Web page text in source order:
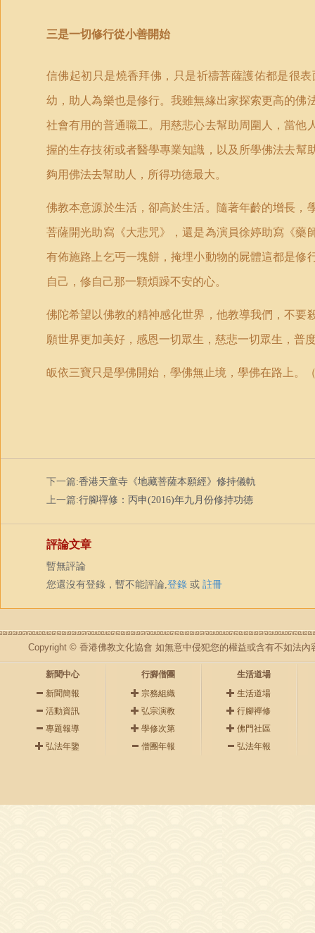
三是一切修行從小善開始
信佛起初只是燒香拜佛，只是祈禱菩薩護佑都是很
幼，助人為樂也是修行。我雖無緣出家探索更高的
社會有用的普通職工。用慈悲心去幫助周圍人，當
握的生存技術或者醫學專業知識，以及所學佛法去幫
夠用佛法去幫助人，所得功德最大。
佛教本意源於生活，卻高於生活。隨著年齡的增長
菩薩開光助寫《大悲咒》，還是為演員徐婷助寫《
有佈施路上乞丐一塊餅，掩埋小動物的屍體這都是
自己，修自己那一顆煩躁不安的心。
佛陀希望以佛教的精神感化世界，他教導我們，不
願世界更加美好，感恩一切眾生，慈悲一切眾生，普
皈依三寶只是學佛開始，學佛無止境，學佛在路上。
下一篇:香港天童寺《地藏菩薩本願經》修持儀軌
上一篇:行腳禪修：丙申(2016)年九月份修持功德
評論文章
暫無評論
您還沒有登錄，暫不能評論,登錄 或 註冊
Copyright © 香港佛教文化協會 如無意中侵犯您的權益或含有不如法內
新聞中心
新聞簡報
活動資訊
專題報導
弘法年鑒
行腳僧團
宗務組織
弘宗演教
學修次第
僧團年報
生活道場
生活道場
行腳禪修
佛門社區
弘法年報